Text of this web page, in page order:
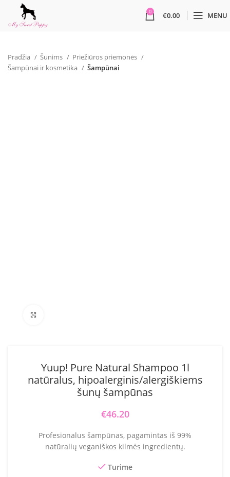
0 €0.00 MENU
Pradžia Šunims
Priežiūros priemonės
Šampūnai ir kosmetika
Šampūnai
Yuup! Pure Natural Shampoo 1l
natūralus, hipoalerginis/alergiškiems
šunų šampūnas
€46.20
Profesionalus šampūnas, pagamintas iš 99%
natūralių veganiškos kilmės ingredientų.
Turime